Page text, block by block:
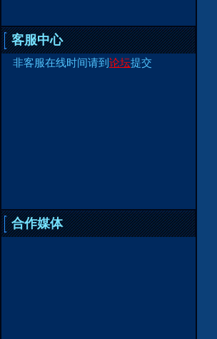
客服中心
非客服在线时间请到 论坛提交
合作媒体